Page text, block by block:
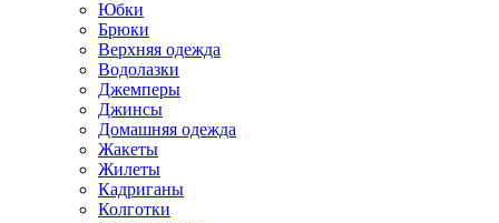
Юбки
Брюки
Верхняя одежда
Водолазки
Джемперы
Джинсы
Домашняя одежда
Жакеты
Жилеты
Кадриганы
Колготки